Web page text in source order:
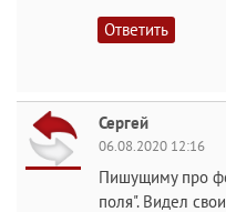
Ответить
Сергей
06.08.2020 12:16
Пишущиму про
поля". Видел